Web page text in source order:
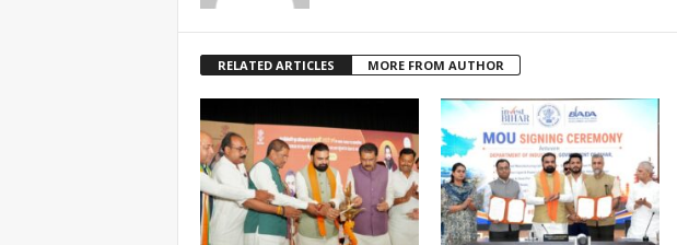
RELATED ARTICLES MORE FROM AUTHOR